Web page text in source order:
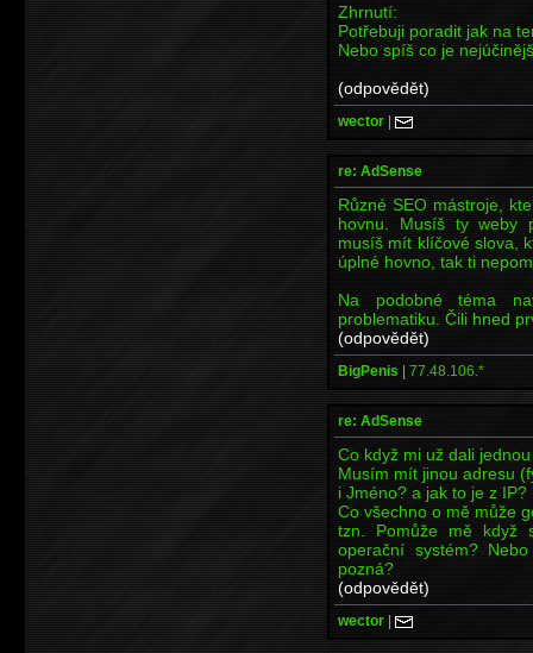
Zhrnutí:
Potřebuji poradit jak na
Nebo spíš co je
(odpovědět)
wector |
re: AdSense
Různé SEO mástroje,
hovnu. Musíš ty weby
musíš mít klíčové slova,
úplné hovno, tak ti
Na podobné téma
problematiku. Čili hned
(odpovědět)
BigPenis | 77.48.106.*
re: AdSense
Co když mi už dali
Musím mít jinou adresu
i Jméno? a jak to je z IP?
Co všechno o mě může
tzn. Pomůže mě když
operační systém?
pozná?
(odpovědět)
wector |